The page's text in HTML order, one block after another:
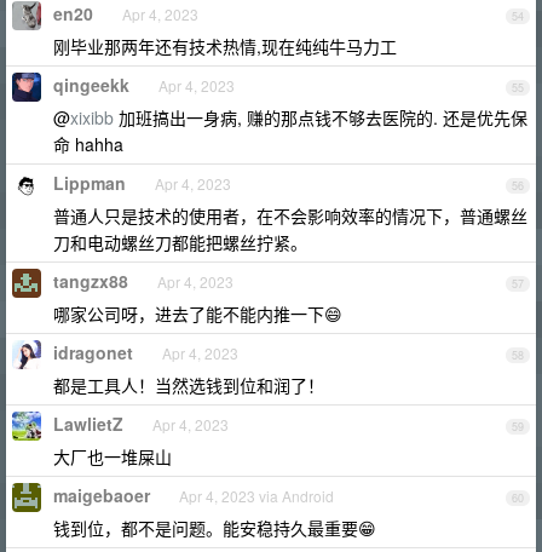
54
en20 Apr 4, 2023
刚毕业那两年还有技术热情,现在纯纯牛马力工
55
qingeekk Apr 4, 2023
@xixibb 加班搞出一身病, 赚的那点钱不够去医院的. 还是优先保
命 hahha
56
Lippman Apr 4, 2023
普通人只是技术的使用者，在不会影响效率的情况下，普通螺丝
刀和电动螺丝刀都能把螺丝拧紧。
57
tangzx88 Apr 4, 2023
哪家公司呀，进去了能不能内推一下😄
58
idragonet Apr 4, 2023
都是工具人！当然选钱到位和润了！
59
LawlietZ Apr 4, 2023
大厂也一堆屎山
60
maigebaoer Apr 4, 2023 via Android
钱到位，都不是问题。能安稳持久最重要😁